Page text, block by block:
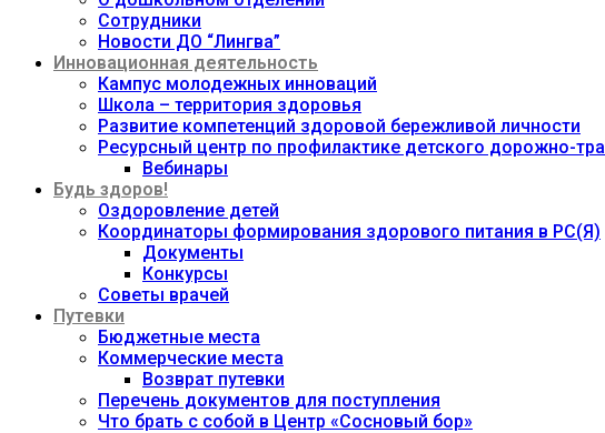
Сотрудники
Новости ДО “Лингва”
Инновационная деятельность
Кампус молодежных инноваций
Школа – территория здоровья
Развитие компетенций здоровой бережливой личности
Ресурсный центр по профилактике детского дорожно-
Вебинары
Будь здоров!
Оздоровление детей
Координаторы формирования здорового питания в РС(Я)
Документы
Конкурсы
Советы врачей
Путевки
Бюджетные места
Коммерческие места
Возврат путевки
Перечень документов для поступления
Что брать с собой в Центр «Сосновый бор»